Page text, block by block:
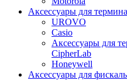
Аксессуары для
UROVO
Casio
Аксессуары для
CipherLab
Honeywell
Аксессуары для